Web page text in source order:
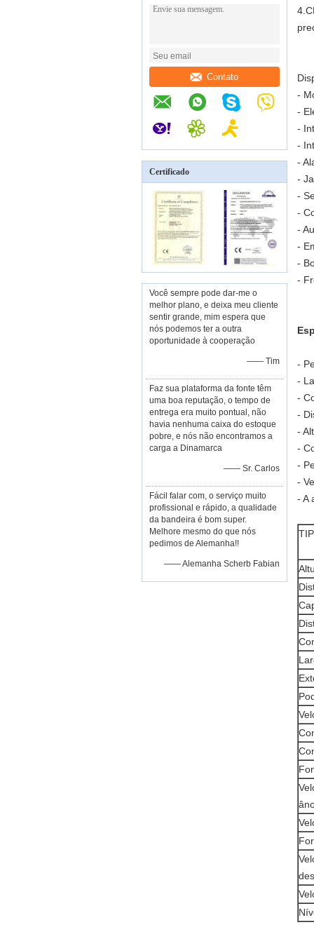
Contato
Certificado
Você sempre pode dar-me o
melhor plano, e deixa meu cliente
sentir grande, mim espera que
nós podemos ter a outra
oportunidade à cooperação
—— Tim
Faz sua plataforma da fonte têm
uma boa reputação, o tempo de
entrega era muito pontual, não
havia nenhuma caixa do estoque
pobre, e nós não encontramos a
carga a Dinamarca
—— Sr. Carlos
Fácil falar com, o serviço muito
profissional e rápido, a qualidade
da bandeira é bom super.
Melhore mesmo do que nós
pedimos de Alemanha!!
—— Alemanha Scherb Fabian
-
-
-
-
-
-
-
-
-
-
-
-
-
-
-
-
-
-
-
-
- A